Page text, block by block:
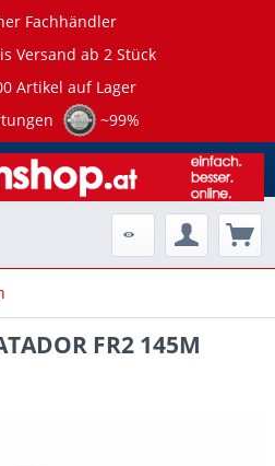
Fachhändler
Versand ab 2 Stück
Artikel auf Lager
~99%
FR2 145M